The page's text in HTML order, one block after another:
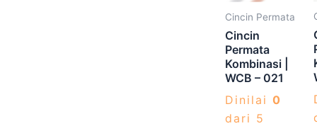
Cincin Permata
Cincin
Permata
Kombinasi |
WCB – 021
Dinilai 0
dari 5
ini
dapat
diambil
di